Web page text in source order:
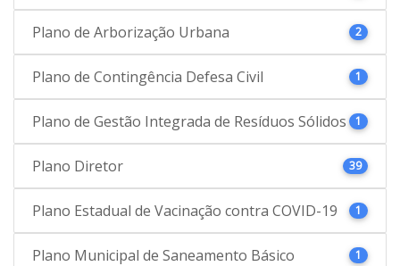
Plano de Arborização Urbana 2
Plano de Contingência Defesa Civil 1
Plano de Gestão Integrada de Resíduos Sólidos 1
Plano Diretor 39
Plano Estadual de Vacinação contra COVID-19 1
Plano Municipal de Saneamento Básico 1